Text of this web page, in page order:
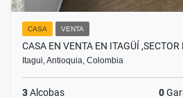
CASA VENTA
CASA EN VENTA EN ITAGÜÍ ,SECTOR
Itagui, Antioquia, Colombia
3Alcobas 0